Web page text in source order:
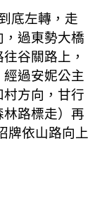
底左轉，走
，過東勢大橋
谷關路上，
過安妮公主
方向，甘行
路標走）再
牌依山路向上